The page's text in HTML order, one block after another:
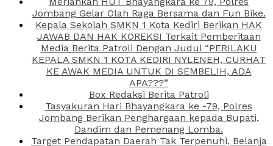
Jombang Gelar Olah Raga Bersama dan Fun Bike.
Kepala Sekolah SMKN 1 Kota Kediri Berikan HAK
JAWAB DAN HAK KOREKSI Terkait Pemberitaan
Media Berita Patroli Dengan Judul “PERILAKU
KEPALA SMKN 1 KOTA KEDIRI NYLENEH, CURHAT
KE AWAK MEDIA UNTUK DI SEMBELIH, ADA
APA???”
Box Redaksi Berita Patroli
Tasyakuran Hari Bhayangkara ke -79, Polres
Jombang Berikan Penghargaan kepada Bupati,
Dandim dan Pemenang Lomba.
Target Pendapatan Daerah Tak Terpenuhi, Belanja